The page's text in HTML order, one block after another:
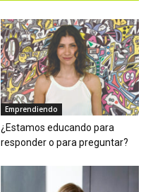
Emprendiendo
¿Estamos educando para
responder o para preguntar?